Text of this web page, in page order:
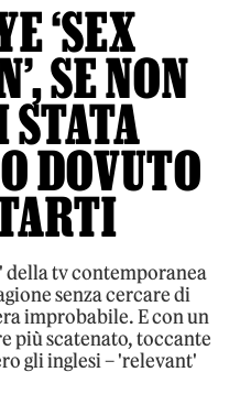
‘SEX
SE NON
STATA
DOVUTO
tv contemporanea
senza cercare di
improbabile. E con un
più scatenato, toccante
gli inglesi – 'relevant'